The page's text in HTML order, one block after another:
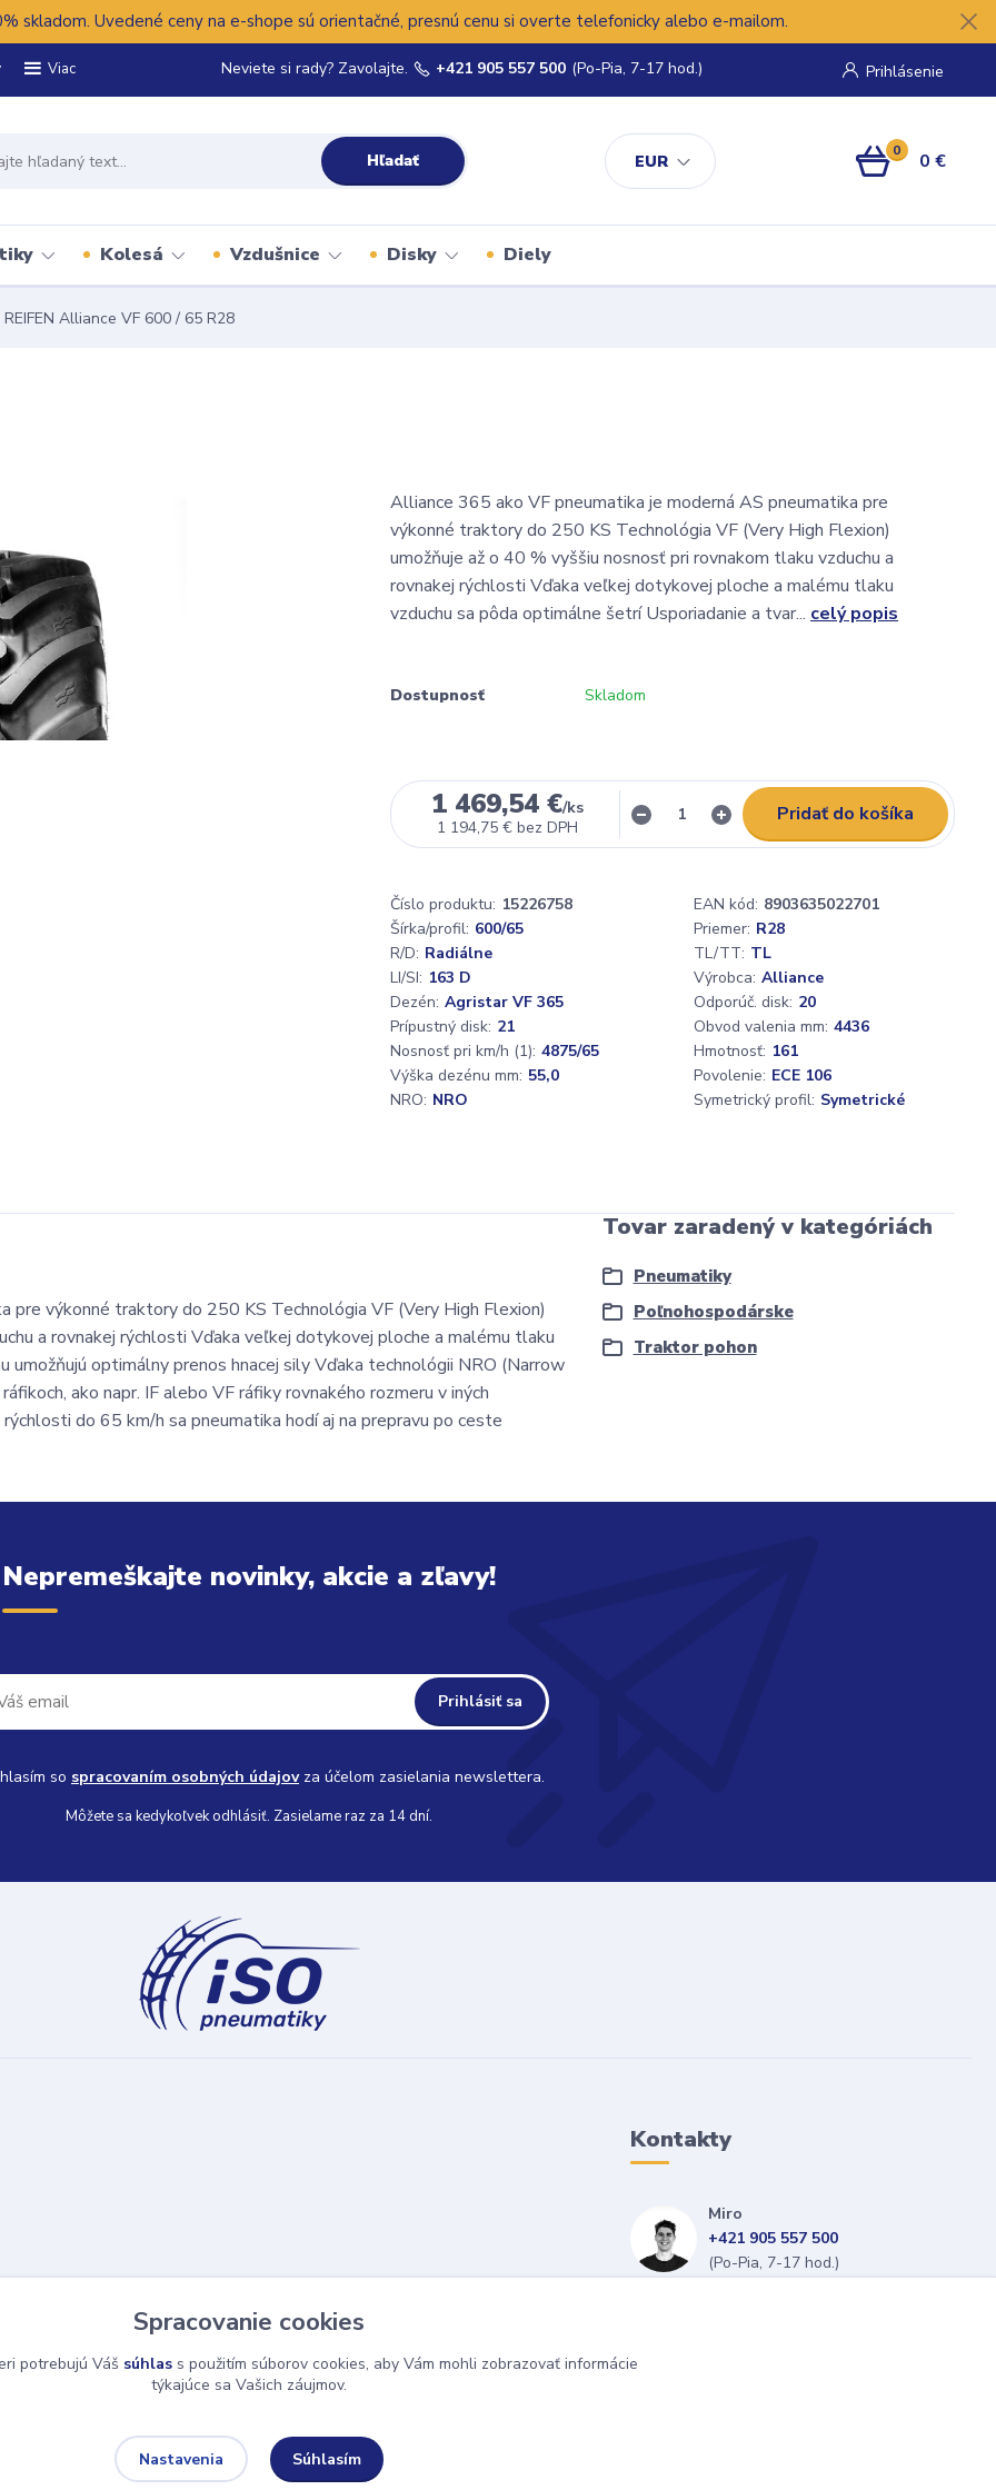
skladom. Uvedené ceny na e-shope sú orientačné, presnú cenu si overte telefonicky alebo e-mailom.
Viac
EUR
Prihlásenie
Hľadať
Neviete si rady? Zavolajte. +421 905 557 500 (Po-Pia, 7-17 hod.)
0 0 €
Kolesá Vzdušnice Disky Diely
REIFEN Alliance VF 600 / 65 R28
Alliance 365 ako VF pneumatika je moderná AS pneumatika pre
výkonné traktory do 250 KS Technológia VF (Very High Flexion)
umožňuje až o 40 % vyššiu nosnosť pri rovnakom tlaku vzduchu a
rovnakej rýchlosti Vďaka veľkej dotykovej ploche a malému tlaku
vzduchu sa pôda optimálne šetrí Usporiadanie a tvar... celý popis
Dostupnosť Skladom
1 469,54 €/ks
1 194,75 € bez DPH
Pridať do košíka
Číslo produktu: 15226758 EAN kód: 8903635022701
Šírka/profil: 600/65 Priemer: R28
R/D: Radiálne TL/TT: TL
LI/SI: 163 D Výrobca: Alliance
Dezén: Agristar VF 365 Odporúč. disk: 20
Prípustný disk: 21 Obvod valenia mm: 4436
Nosnosť pri km/h (1): 4875/65 Hmotnosť: 161
Výška dezénu mm: 55,0 Povolenie: ECE 106
NRO: NRO Symetrický profil: Symetrické
pre výkonné traktory do 250 KS Technológia VF (Very High Flexion)
a rovnakej rýchlosti Vďaka veľkej dotykovej ploche a malému tlaku
optimálny prenos hnacej sily Vďaka technológii NRO (Narrow
ako napr. IF alebo VF ráfiky rovnakého rozmeru v iných
do 65 km/h sa pneumatika hodí aj na prepravu po ceste
Tovar zaradený v kategóriách
Pneumatiky
Poľnohospodárske
Traktor pohon
Nepremeškajte novinky, akcie a zľavy!
Prihlásiť sa
so spracovaním osobných údajovza účelom zasielania newslettera.
Môžete sa kedykoľvek odhlásiť. Zasielame raz za 14 dní.
Kontakty
Miro
+421 905 557 500
(Po-Pia, 7-17 hod.)
Spracovanie cookies
potrebujú Váš súhlas s použitím súborov cookies, aby Vám mohli zobrazovať informácie
týkajúce sa Vašich záujmov.
Nastavenia Súhlasím